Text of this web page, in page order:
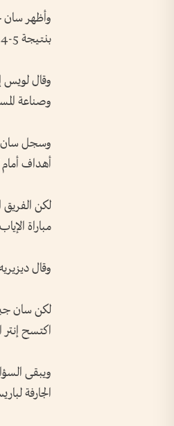
وأظهر سان
بنتيجة 5-4.
وقال لويس
وصناعة
أهداف أمام
مباراة
وقال
لكن سان
اكتسح إنتر
ويبقى
الجارفة